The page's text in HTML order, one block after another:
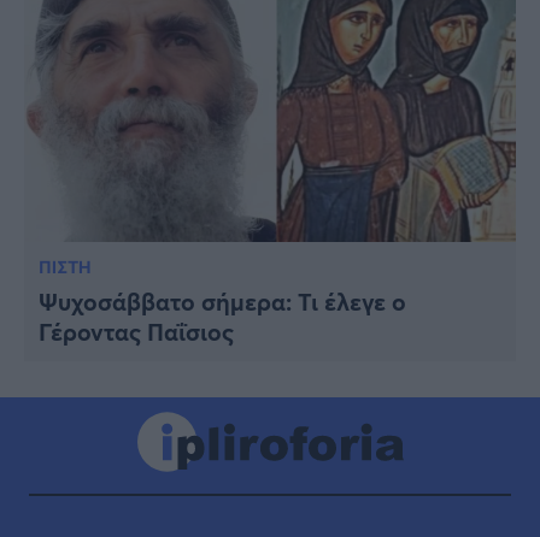
ΠΙΣΤΗ
Ψυχοσάββατο σήμερα: Τι έλεγε ο
Γέροντας Παΐσιος